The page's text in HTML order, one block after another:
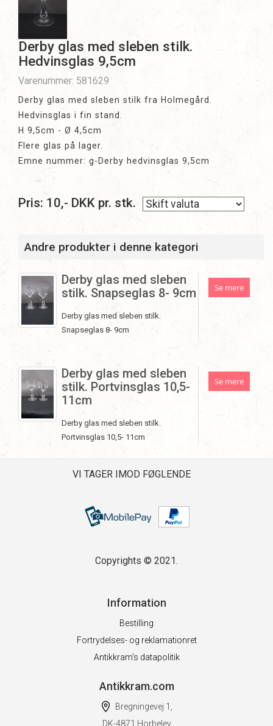
Derby glas med sleben stilk.
Hedvinsglas 9,5cm
Varenummer: 581629
Derby glas med sleben stilk fra Holmegård.
Hedvinsglas i fin stand.
H 9,5cm - Ø 4,5cm
Flere glas på lager.
Emne nummer: g-Derby hedvinsglas 9,5cm
Pris: 10,- DKK pr. stk.
Andre produkter i denne kategori
Derby glas med sleben
stilk. Snapseglas 8- 9cm
Derby glas med sleben stilk.
Snapseglas 8- 9cm
Se mere
Derby glas med sleben
stilk. Portvinsglas 10,5-
11cm
Derby glas med sleben stilk.
Portvinsglas 10,5- 11cm
Se mere
VI TAGER IMOD FØGLENDE
Copyrights © 2021.
Information
Bestilling
Fortrydelses- og reklamationret
Antikkram’s datapolitik
Antikkram.com
Bregningevej 1,
DK-4871 Horbelev